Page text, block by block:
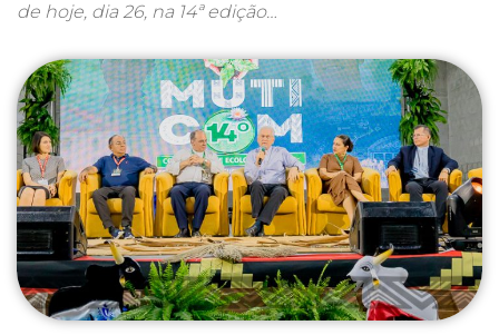
de hoje, dia 26, na 14ª edição…